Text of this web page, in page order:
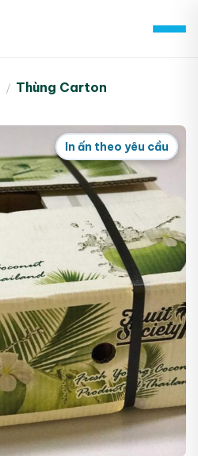
/ Thùng Carton
In ấn theo yêu cầu